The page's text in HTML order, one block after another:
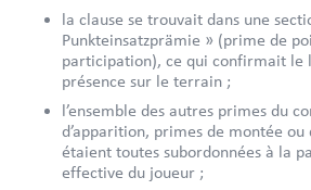
la clause se trouvait dans une
Punkteinsatzprämie » (prime de
participation), ce qui confirmait le
présence sur le terrain ;
l’ensemble des autres primes du
d’apparition, primes de montée
étaient toutes subordonnées à la
effective du joueur ;